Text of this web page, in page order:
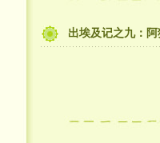
出埃及记之九：